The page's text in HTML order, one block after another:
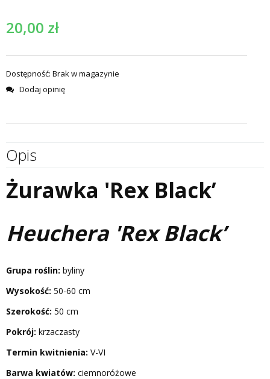
20,00 zł
Dostępność: Brak w magazynie
Dodaj opinię
Opis
Żurawka 'Rex Black’
Heuchera 'Rex Black’
Grupa roślin: byliny
Wysokość: 50-60 cm
Szerokość: 50 cm
Pokrój: krzaczasty
Termin kwitnienia: V-VI
Barwa kwiatów: ciemnoróżowe